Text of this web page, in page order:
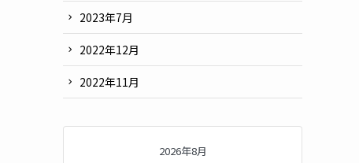
2023年7月
2022年12月
2022年11月
2026年8月